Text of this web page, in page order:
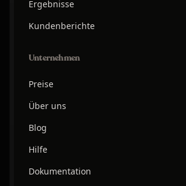
Ergebnisse
Kundenberichte
Unternehmen
Preise
Über uns
Blog
Hilfe
Dokumentation